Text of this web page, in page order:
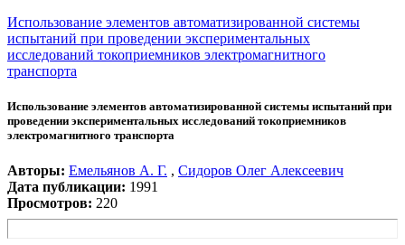
Использование элементов автоматизированной системы
испытаний при проведении экспериментальных
исследований токоприемников электромагнитного
транспорта
Использование элементов автоматизированной системы испытаний при
проведении экспериментальных исследований токоприемников
электромагнитного транспорта
Авторы: Емельянов А. Г. , Сидоров Олег Алексеевич
Дата публикации: 1991
Просмотров: 220